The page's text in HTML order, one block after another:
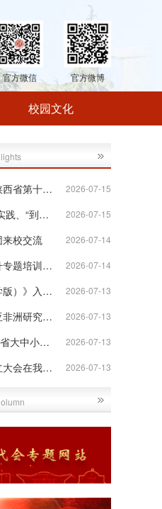
官方微信 官方微博
校园文化
2026-07-15
十八届...
2026-07-15
到延安...
2026-07-14
校交流
2026-07-14
训班在...
2026-07-13
》入选“...
2026-07-13
究所签...
2026-07-13
中小学...
2026-07-13
我校举行